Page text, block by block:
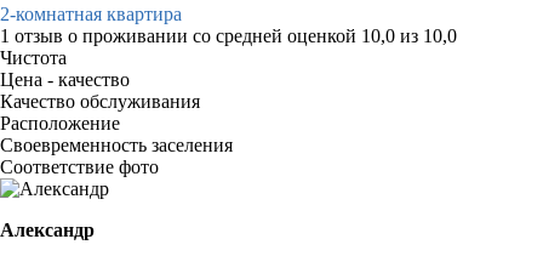
2-комнатная квартира
1 отзыв о проживании со средней оценкой 10,0 из 10,0
Чистота
Цена - качество
Качество обслуживания
Расположение
Своевременность заселения
Соответствие фото
Александр